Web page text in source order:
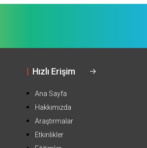
Hızlı Erişim
Ana Sayfa
Hakkımızda
Araştırmalar
Etkinlikler